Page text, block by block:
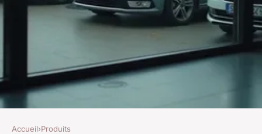
Accueil›Produits